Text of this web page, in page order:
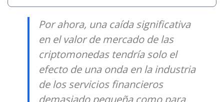
Por ahora, una caída significativa
en el valor de mercado de las
criptomonedas tendría solo el
efecto de una onda en la industria
de los servicios financieros